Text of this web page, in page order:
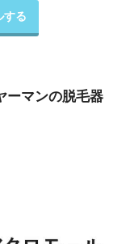
する
ーマンの脱毛器